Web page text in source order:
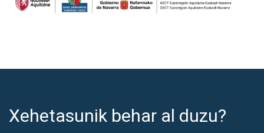
Xehetasunik behar al duzu?